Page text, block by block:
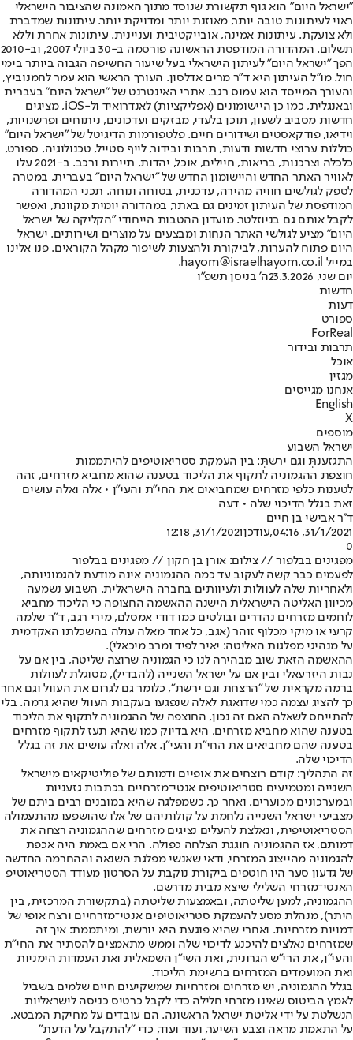
"ישראל היום" הוא גוף תקשורת שנוסד מתוך האמונה שהציבור הישראלי
ראוי לעיתונות טובה יותר, מאוזנת יותר ומדויקת יותר. עיתונות שמדברת
ולא צועקת. עיתונות אמינה, אובייקטיבית ועניינית. עיתונות אחרת וללא
תשלום. המהדורה המודפסת הראשונה פורסמה ב-30 ביולי 2007, וב-2010
הפך "ישראל היום" לעיתון הישראלי בעל שיעור החשיפה הגבוה ביותר בימי
חול. מו"ל העיתון היא ד"ר מרים אדלסון. העורך הראשי הוא עמר לחמנוביץ,
והעורך המייסד הוא עמוס רגב. אתרי האינטרנט של "ישראל היום" בעברית
ובאנגלית, כמו כן היישומונים (אפליקציות) לאנדרואיד ול-iOS, מציגים
חדשות מסביב לשעון, תוכן בלעדי, מבזקים ועדכונים, ניתוחים ופרשנויות,
וידיאו, פודקאסטים ושידורים חיים. פלטפורמות הדיגיטל של "ישראל היום"
כוללות ערוצי חדשות ודעות, תרבות ובידור, לייף סטייל, טכנולוגיה, ספורט,
כלכלה וצרכנות, בריאות, חיילים, אוכל, יהדות, תיירות ורכב. ב-2021 עלו
לאוויר האתר החדש והיישומון החדש של "ישראל היום" בעברית, במטרה
לספק לגולשים חוויה מהירה, עדכנית, בטוחה ונוחה. תכני המהדורה
המודפסת של העיתון זמינים גם באתר, במהדורה יומית מקוונת, ואפשר
לקבל אותם גם בניוזלטר. מועדון ההטבות הייחודי "הקליקה של ישראל
היום" מציע לגולשי האתר הנחות ומבצעים על מוצרים ושירותים. ישראל
היום פתוח להערות, לביקורת ולהצעות לשיפור מקהל הקוראים. פנו אלינו
במייל hayom@israelhayom.co.il.
יום שני, 23.3.2026
ה' בניסן תשפ"ו
חדשות
דעות
ספורט
ForReal
תרבות ובידור
אוכל
מגזין
אנחנו מגייסים
English
X
מוספים
ישראל השבוע
התגזענתָּ וגם ירשתָּ: בין העמקת סטריאוטיפים להיתממות
חוצפת ההגמוניה לתקוף את הליכוד בטענה שהוא מחביא מזרחים, זהה
לטענות כלפי מזרחים שמחביאים את החי"ת והעי"ן • אלה ואלה עושים
זאת בגלל הדיכוי שלה • דעה
ד''ר אבישי בן חיים
31/1/2021, 04:16
,עודכן31/1/2021, 12:18
0
מפגינים בבלפור // צילום: אורן בן חקון // מפגינים בבלפור
לפעמים כבר קשה לעקוב עד כמה ההגמוניה אינה מודעת להגמוניותה,
ולאחריות שלה לעוולות ולעיוותים בחברה הישראלית. השבוע נשמעה
מכיוון האליטה הישראלית הישנה ההאשמה החצופה כי הליכוד מחביא
לוחמים מזרחים נהדרים ובולטים כמו דודי אמסלם, מירי רגב, ד"ר שלמה
קרעי או מיקי מכלוף זוהר (אגב, כל אחד מאלה עולה בהשכלתו האקדמית
על מנהיגי מפלגות האליטה: יאיר לפיד ומרב מיכאלי).
ההאשמה הזאת שוב מבהירה לנו כי הגמוניה שרוצה שליטה, בין אם על
נבות היזרעאלי ובין אם על ישראל השנייה (להבדיל), מסוגלת לעוולות
ברמה מקראית של "הרצחת וגם ירשת", כלומר גם לגרום את העוול וגם אחר
כך להציג עצמה כמי שדואגת לאלה שנפגעו בעקבות העוול שהיא גרמה. בלי
להתייחס לשאלה האם זה נכון, החוצפה של ההגמוניה לתקוף את הליכוד
בטענה שהוא מחביא מזרחים, היא בדיוק כמו שהיא תעז לתקוף מזרחים
בטענה שהם מחביאים את החי"ת והעי"ן. אלה ואלה עושים את זה בגלל
הדיכוי שלה.
זה התהליך: קודם רוצחים את אופיים ודמותם של פוליטיקאים מישראל
השנייה ומטמיעים סטריאוטיפים אנטי־מזרחיים בכתבות גזעניות
ובמערכונים מכוערים, ואחר כך, כשמפלגה שהיא במובנים רבים ביתם של
מצביעי ישראל השנייה נלחמת על קולותיהם של אלו שהושפעו מהתעמולה
הסטריאוטיפית, ונאלצת להעלים נציגים מזרחים שההגמוניה רצחה את
דמותם, אז ההגמוניה חוגגת הצלחה כפולה. הרי אם באמת היה אכפת
להגמוניה מהייצוג המזרחי, ודאי שאנשי מפלגת השנאה וההחרמה החדשה
של גדעון סער היו חוטפים ביקורת נוקבת על הסרטון מעודד הסטריאוטיפ
האנטי־מזרחי השלילי שיצא מבית מדרשם.
ההגמוניה, למען שליטתה, ובאמצעות שליטתה (בתקשורת המרכזית, בין
היתר), מנהלת מסע להעמקת סטריאוטיפים אנטי־מזרחיים ורצח אופי של
דמויות מזרחיות. ואחרי שהיא פוגעת היא יורשת, ומיתממת: איך זה
שמזרחים נאלצים להיכנע לדיכוי שלה וממש מתאמצים להסתיר את החי"ת
והעי"ן, את הרי"ש הגרונית, ואת השי"ן השמאלית ואת העמדות הימניות
ואת המועמדים המזרחים ברשימת הליכוד.
בגלל ההגמוניה, יש מזרחים ומזרחיות שמשקיעים חיים שלמים בשביל
לאמץ הביטוס שאינו מזרחי חלילה כדי לקבל כרטיס כניסה לישראליות
הנשלטת על ידי אליטת ישראל הראשונה. הם עובדים על מחיקת המבטא,
על התאמת מראה וצבע השיער, ועוד ועוד, כדי "להתקבל על הדעת"